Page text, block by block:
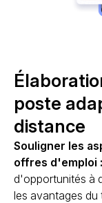
poste
distance
Souligner les
offres d'emploi :
d'opportunités à
les avantages du